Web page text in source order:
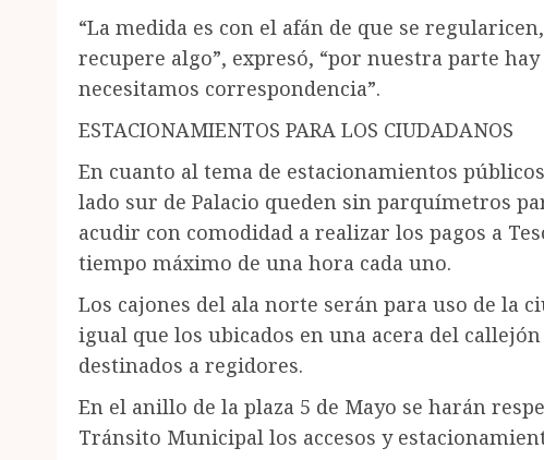
“La medida es con el afán de que se
recupere algo”, expresó, “por nuestra parte
necesitamos correspondencia”.
ESTACIONAMIENTOS PARA LOS CIUDADANOS
En cuanto al tema de estacionamientos
lado sur de Palacio queden sin parquímetros
acudir con comodidad a realizar los pagos a
tiempo máximo de una hora cada uno.
Los cajones del ala norte serán para uso de la
igual que los ubicados en una acera del
destinados a regidores.
En el anillo de la plaza 5 de Mayo se harán
Tránsito Municipal los accesos y